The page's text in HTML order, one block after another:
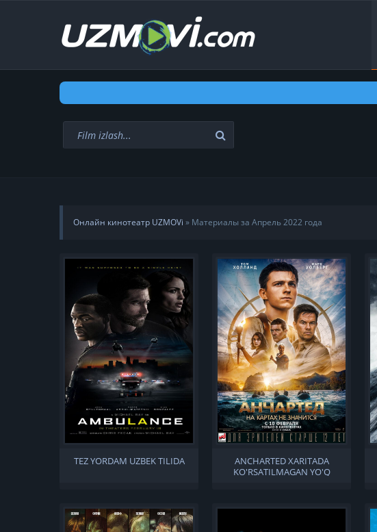
Онлайн кинотеатр UZMOVi » Материалы за Апрель 2022 года
TEZ YORDAM UZBEK TILIDA
ANCHARTED XARITADA
KO'RSATILMAGAN YO'Q